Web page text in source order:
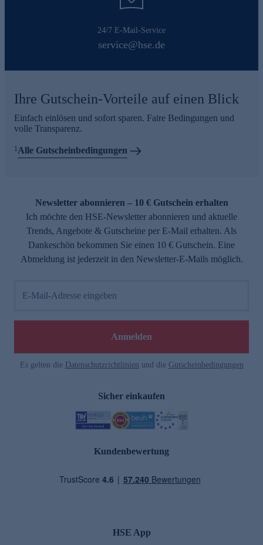
24/7 E-Mail-Service
service@hse.de
Ihre Gutschein-Vorteile auf einen Blick
Einfach einlösen und sofort sparen. Faire Bedingungen und
volle Transparenz.
1 Alle Gutscheinbedingungen
Newsletter abonnieren – 10 € Gutschein erhalten
Ich möchte den HSE-Newsletter abonnieren und aktuelle
Trends, Angebote & Gutscheine per E-Mail erhalten. Als
Dankeschön bekommen Sie einen 10 € Gutschein. Eine
Abmeldung ist jederzeit in den Newsletter-E-Mails möglich.
E-Mail-Adresse eingeben
Anmelden
Es gelten die Datenschutzrichtlinien und die Gutscheinbedingungen
Sicher einkaufen
Kundenbewertung
HSE App